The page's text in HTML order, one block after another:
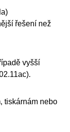
řešení než
vyšší
).
tiskárnám nebo